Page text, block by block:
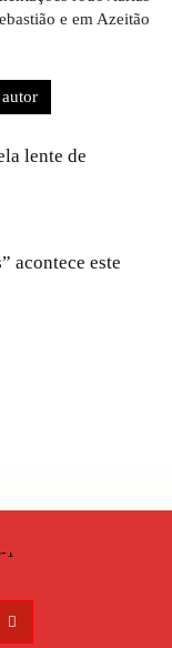
e em Azeitão
lente de
acontece este